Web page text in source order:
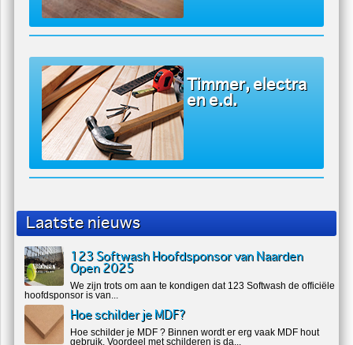
Timmer, electra
en e.d.
Laatste nieuws
123 Softwash Hoofdsponsor van Naarden
Open 2025
We zijn trots om aan te kondigen dat 123 Softwash de officiële
hoofdsponsor is van...
Hoe schilder je MDF?
Hoe schilder je MDF ? Binnen wordt er erg vaak MDF hout
gebruik. Voordeel met schilderen is da...